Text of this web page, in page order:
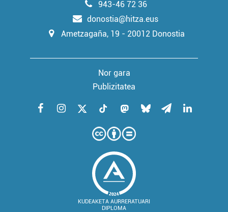
943-46 72 36
donostia@hitza.eus
Ametzagaña, 19 - 20012 Donostia
Nor gara
Publizitatea
KUDEAKETA AURRERATUARI
DIPLOMA